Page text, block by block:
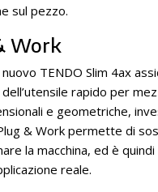
sul pezzo.
Work
TENDO Slim 4ax
rapido per
e geometriche,
& Work permette di
la macchina, ed è
reale.